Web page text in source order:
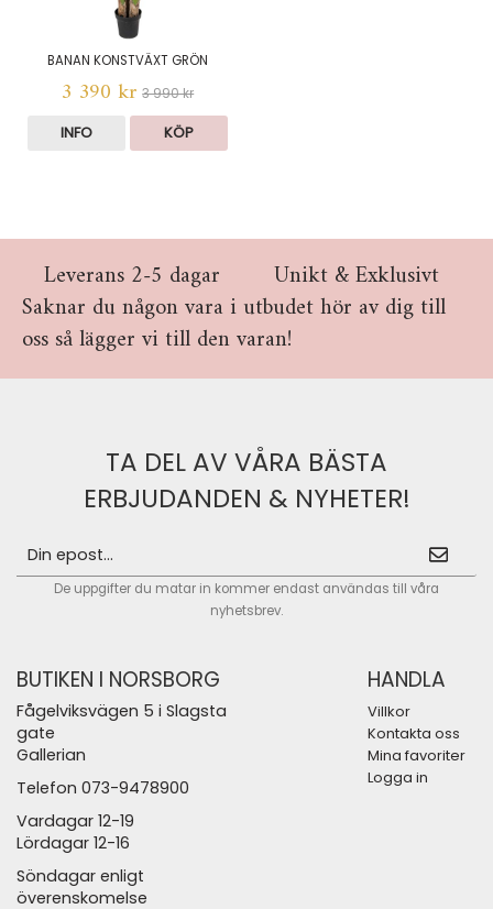
BANAN KONSTVÄXT GRÖN
3 390 kr 3 990 kr
INFO KÖP
Leverans 2-5 dagar
Unikt & Exklusivt
Saknar du någon vara i utbudet hör av dig till
oss så lägger vi till den varan!
TA DEL AV VÅRA BÄSTA
ERBJUDANDEN & NYHETER!
De uppgifter du matar in kommer endast användas till våra
nyhetsbrev.
BUTIKEN I NORSBORG
Fågelviksvägen 5 i Slagsta
gate
Gallerian
Telefon 073-9478900
Vardagar 12-19
Lördagar 12-16
Söndagar enligt
överenskomelse
HANDLA
Villkor
Kontakta oss
Mina favoriter
Logga in